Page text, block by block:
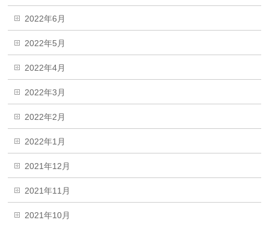
2022年6月
2022年5月
2022年4月
2022年3月
2022年2月
2022年1月
2021年12月
2021年11月
2021年10月